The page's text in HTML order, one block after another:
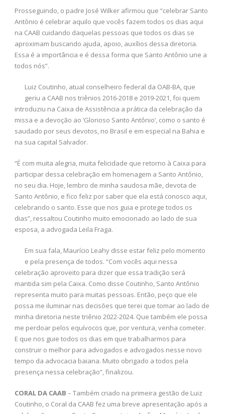
Prosseguindo, o padre José Wilker afirmou que “celebrar Santo
Antônio é celebrar aquilo que vocês fazem todos os dias aqui
na CAAB cuidando daquelas pessoas que todos os dias se
aproximam buscando ajuda, apoio, auxílios dessa diretoria.
Essa é a importância e é dessa forma que Santo Antônio une a
todos nós”.
Luiz Coutinho, atual conselheiro federal da OAB-BA, que
geriu a CAAB nos triênios 2016-2018 e 2019-2021, foi quem
introduziu na Caixa de Assistência a prática da celebração da
missa e a devoção ao ‘Glorioso Santo Antônio’, como o santo é
saudado por seus devotos, no Brasil e em especial na Bahia e
na sua capital Salvador.
“É com muita alegria, muita felicidade que retorno à Caixa para
participar dessa celebração em homenagem a Santo Antônio,
no seu dia. Hoje, lembro de minha saudosa mãe, devota de
Santo Antônio, e fico feliz por saber que ela está conosco aqui,
celebrando o santo. Esse que nos guia e protege todos os
dias”, ressaltou Coutinho muito emocionado ao lado de sua
esposa, a advogada Leila Fraga.
Em sua fala, Maurício Leahy disse estar feliz pelo momento
e pela presença de todos. “Com vocês aqui nessa
celebração aproveito para dizer que essa tradição será
mantida sim pela Caixa. Como disse Coutinho, Santo Antônio
representa muito para muitas pessoas. Então, peço que ele
possa me iluminar nas decisões que terei que tomar ao lado de
minha diretoria neste triênio 2022-2024. Que também ele possa
me perdoar pelos equívocos que, por ventura, venha cometer.
E que nos guie todos os dias em que trabalharmos para
construir o melhor para advogados e advogados nesse novo
tempo da advocacia baiana. Muito obrigado a todos pela
presença nessa celebração”, finalizou.
CORAL DA CAAB – Também criado na primeira gestão de Luiz
Coutinho, o Coral da CAAB fez uma breve apresentação após a